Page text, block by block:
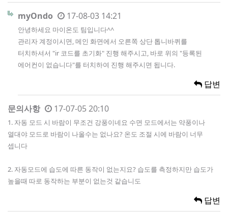
myOndo 17-08-03 14:21
안녕하세요 마이온도 팀입니다^^
관리자 계정이시면, 메인 화면에서 오른쪽 상단 톱니바퀴를
터치하셔서 "ir 코드를 초기화" 진행 해주시고, 바로 위의 "등록된
에어컨이 없습니다"를 터치하여 진행 해주시면 됩니다.
답변
문의사항 17-07-05 20:10
1. 자동 모드 시 바람이 무조건 강풍이네요 수면 모드에서는 약풍이나
열대야 모드로 바람이 나올수는 없나요? 온도 조절 시에 바람이 너무
셉니다
2. 자동모드에 습도에 따른 동작이 없는지요? 습도를 측정하지만 습도가
높을때 따로 동작하는 부분이 없는것 같습니도
답변